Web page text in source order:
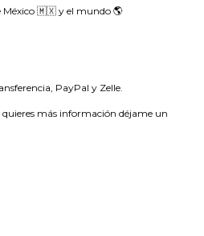
México 🇲🇽 y el mundo 🌎
PayPal y Zelle.
más información déjame un